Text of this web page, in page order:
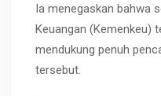
Ia menegaskan bahwa
Keuangan (Kemenkeu)
mendukung penuh
tersebut.